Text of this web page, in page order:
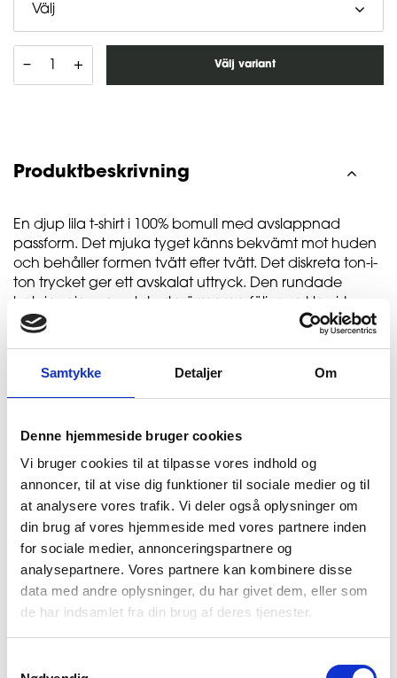
Samtykke Detaljer Om
Denne hjemmeside bruger cookies
Vi bruger cookies til at tilpasse vores indhold og
annoncer, til at vise dig funktioner til sociale medier og til
at analysere vores trafik. Vi deler også oplysninger om
din brug af vores hjemmeside med vores partnere inden
for sociale medier, annonceringspartnere og
analysepartnere. Vores partnere kan kombinere disse
data med andre oplysninger, du har givet dem, eller som
de har indsamlet fra din brug af deres tjenester.
Välj
– + Välj variant
Produktbeskrivning
En djup lila t-shirt i 100% bomull med avslappnad
passform. Det mjuka tyget känns bekvämt mot huden
och behåller formen tvätt efter tvätt. Det diskreta ton-i-
ton trycket ger ett avskalat uttryck. Den rundade
halsringningen och korta ärmarna följer en klassisk
siluett med modern finish. Bomullen är vald för sin
MPN:35-20252-2055-69
GRATIS FRAKT
Gratis frakt vid köp över 1.000 SEK